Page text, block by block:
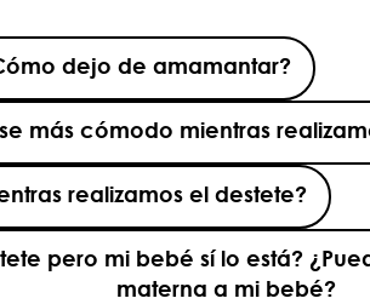
dejo de amamantar?
más cómodo mientras
realizamos el destete?
pero mi bebé sí lo está?
materna a mi bebé?